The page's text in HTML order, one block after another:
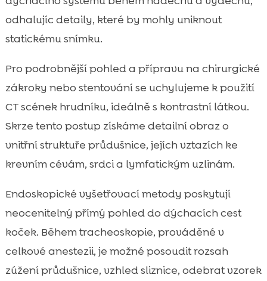
odhalujíc detaily, které by mohly uniknout
statickému snímku.
Pro podrobnější pohled a přípravu na chirurgické
zákroky nebo stentování se uchylujeme k použití
CT scének hrudníku, ideálně s kontrastní látkou.
Skrze tento postup získáme detailní obraz o
vnitřní struktuře průdušnice, jejích vztazích ke
krevním cévám, srdci a lymfatickým uzlinám.
Endoskopické vyšetřovací metody poskytují
neocenitelný přímý pohled do dýchacích cest
koček. Během tracheoskopie, prováděné v
celkové anestezii, je možné posoudit rozsah
zúžení průdušnice, vzhled sliznice, odebrat vzorek